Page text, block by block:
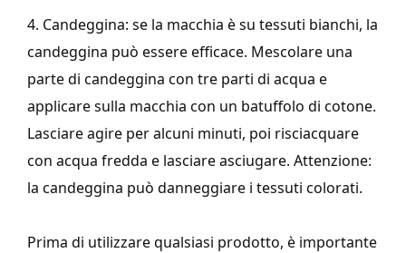
4. Candeggina: se la macchia è su tessuti bianchi, la
candeggina può essere efficace. Mescolare una
parte di candeggina con tre parti di acqua e
applicare sulla macchia con un batuffolo di cotone.
Lasciare agire per alcuni minuti, poi risciacquare
con acqua fredda e lasciare asciugare. Attenzione:
la candeggina può danneggiare i tessuti colorati.
Prima di utilizzare qualsiasi prodotto, è importante